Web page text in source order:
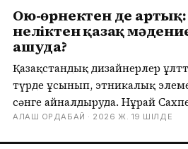
Ою-өрнектен де
неліктен қазақ
ашуда?
Қазақстандық дизайнерлер
түрде ұсынып, этникалық
сәнге айналдыруда. Нұрай
АЛАШ ОРДАБАЙ · 2026 Ж. 19 ШІЛДЕ